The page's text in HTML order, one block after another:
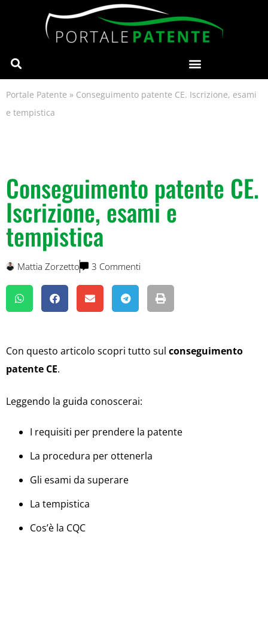
Portale Patente » Conseguimento patente CE. Iscrizione, esami
e tempistica
Conseguimento patente CE.
Iscrizione, esami e
tempistica
Mattia Zorzetto 3 Commenti
Con questo articolo scopri tutto sul conseguimento
patente CE.
Leggendo la guida conoscerai:
I requisiti per prendere la patente
La procedura per ottenerla
Gli esami da superare
La tempistica
Cos’è la CQC